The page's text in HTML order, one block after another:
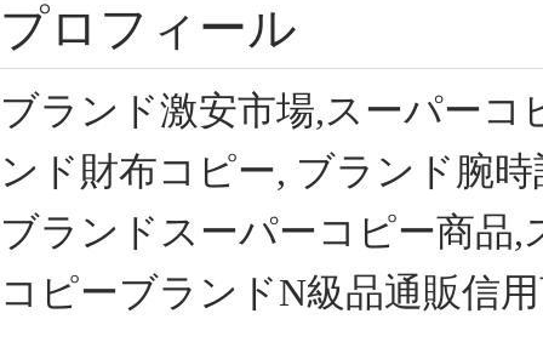
プロフィール
ブランド激安市場,スーパー
ンド財布コピー, ブランド腕
ブランドスーパーコピー商品
コピーブランドN級品通販信